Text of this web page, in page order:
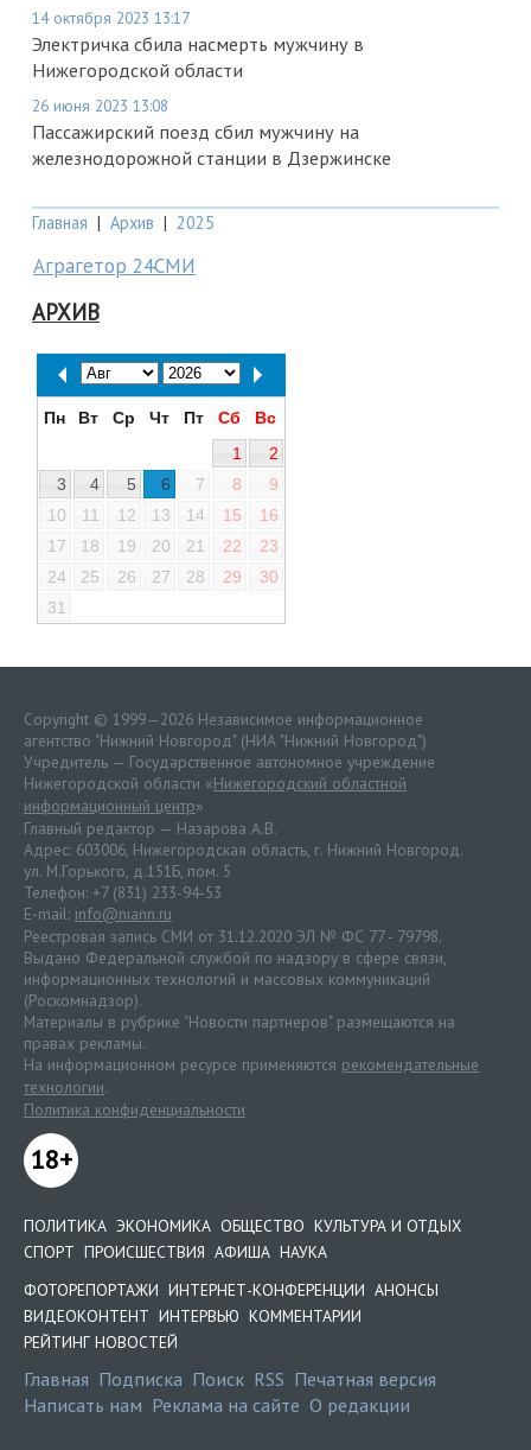
14 октября 2023 13:17
Электричка сбила насмерть мужчину в
Нижегородской области
26 июня 2023 13:08
Пассажирский поезд сбил мужчину на
железнодорожной станции в Дзержинске
Главная | Архив | 2025
Аграгетор 24СМИ
АРХИВ
Пн Вт Ср Чт Пт Сб
Вс
1
2
3
4 5 6 7 8
9
10
11 12 13 14 15
16
17
18 19 20 21 22
23
24
25 26 27 28 29
30
31
Copyright © 1999—2026 Независимое информационное
агентство "Нижний Новгород" (НИА "Нижний Новгород")
Учредитель — Государственное автономное учреждение
Нижегородской области «Нижегородский областной
информационный центр»
Главный редактор — Назарова А.В.
Адрес: 603006, Нижегородская область, г. Нижний Новгород.
ул. М.Горького, д.151Б, пом. 5
Телефон: +7 (831) 233-94-53
E-mail: info@niann.ru
Реестровая запись СМИ от 31.12.2020 ЭЛ № ФС 77 - 79798.
Выдано Федеральной службой по надзору в сфере связи,
информационных технологий и массовых коммуникаций
(Роскомнадзор).
Материалы в рубрике "Новости партнеров" размещаются на
правах рекламы.
На информационном ресурсе применяются рекомендательные
технологии.
Политика конфиденциальности
18+
ПОЛИТИКА ЭКОНОМИКА ОБЩЕСТВО КУЛЬТУРА И ОТДЫХ
СПОРТ ПРОИСШЕСТВИЯ АФИША НАУКА
ФОТОРЕПОРТАЖИ ИНТЕРНЕТ-КОНФЕРЕНЦИИ АНОНСЫ
ВИДЕОКОНТЕНТ ИНТЕРВЬЮ КОММЕНТАРИИ
РЕЙТИНГ НОВОСТЕЙ
Главная Подписка Поиск RSS Печатная версия
Написать нам Реклама на сайте О редакции